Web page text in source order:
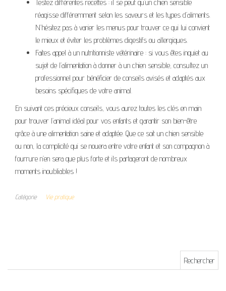
Testez différentes recettes : il se peut qu’un chien sensible
réagisse différemment selon les saveurs et les types d’aliments.
N’hésitez pas à varier les menus pour trouver ce qui lui convient
le mieux et éviter les problèmes digestifs ou allergiques.
Faites appel à un nutritionniste vétérinaire : si vous êtes inquiet au
sujet de l’alimentation à donner à un chien sensible, consultez un
professionnel pour bénéficier de conseils avisés et adaptés aux
besoins spécifiques de votre animal.
En suivant ces précieux conseils, vous aurez toutes les clés en main
pour trouver l’animal idéal pour vos enfants et garantir son bien-être
grâce à une alimentation saine et adaptée. Que ce soit un chien sensible
ou non, la complicité qui se nouera entre votre enfant et son compagnon à
fourrure n’en sera que plus forte et ils partageront de nombreux
moments inoubliables !
Catégorie Vie pratique